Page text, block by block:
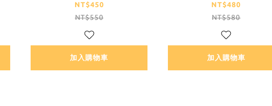
NT$450
NT$550
加入購物車
NT$480
NT$580
加入購物車